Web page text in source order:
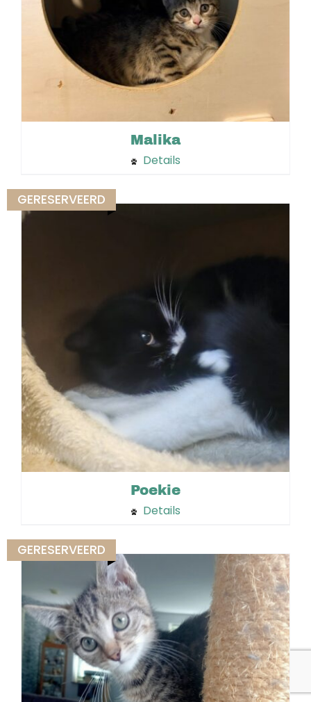
Malika
Details
GERESERVEERD
Poekie
Details
GERESERVEERD